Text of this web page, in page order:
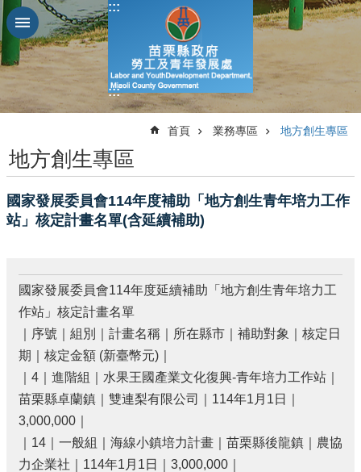
跳到主要內容區塊
進
階
尋
業
務
簡
介
民
服
務
公
佈
欄
業
務
專
區
:::
:::
首頁 業務專區 地方創生專區
地方創生專區
國家發展委員會114年度補助「地方創生青年培力工作
站」核定計畫名單(含延續補助)
國家發展委員會114年度延續補助「地方創生青年培力工
作站」核定計畫名單
｜序號｜組別｜計畫名稱｜所在縣市｜補助對象｜核定日
期｜核定金額 (新臺幣元)｜
｜4｜進階組｜水果王國產業文化復興-青年培力工作站｜
苗栗縣卓蘭鎮｜雙連梨有限公司｜114年1月1日｜
3,000,000｜
｜14｜⼀般組｜海線小鎮培力計畫｜苗栗縣後龍鎮｜農協
力企業社｜114年1月1日｜3,000,000｜